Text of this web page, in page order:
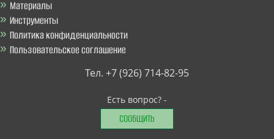
Тел. +7 (926) 714-82-95
Есть вопрос? -
СООБЩИТЬ
Материалы
Инструменты
Политика конфиденциальности
Пользовательское соглашение